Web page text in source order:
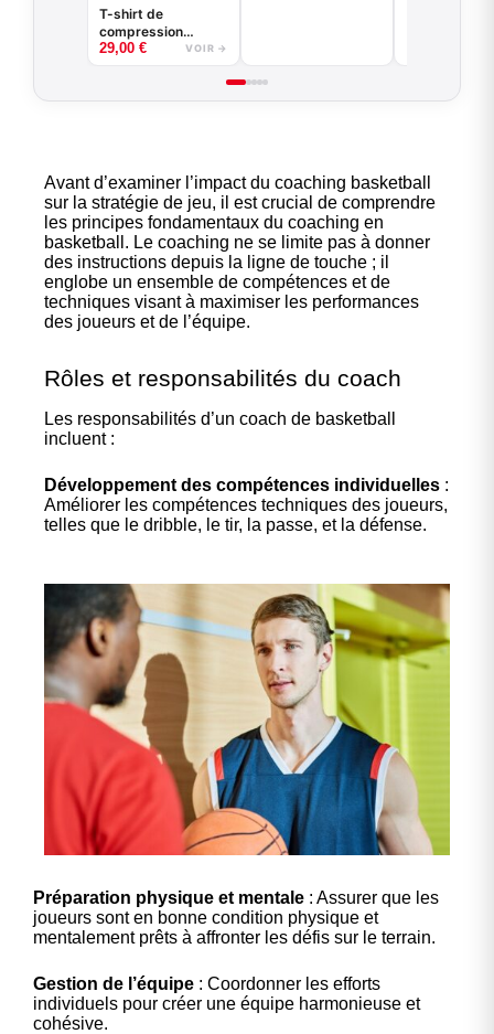
T-shirt de
compression
basketball - Good
29,00 € VOIR →
Avant d’examiner l’impact du coaching basketball
sur la stratégie de jeu, il est crucial de comprendre
les principes fondamentaux du coaching en
basketball. Le coaching ne se limite pas à donner
des instructions depuis la ligne de touche ; il
englobe un ensemble de compétences et de
techniques visant à maximiser les performances
des joueurs et de l’équipe.
Rôles et responsabilités du coach
Les responsabilités d’un coach de basketball
incluent :
Développement des compétences individuelles :
Améliorer les compétences techniques des joueurs,
telles que le dribble, le tir, la passe, et la défense.
Préparation physique et mentale : Assurer que les
joueurs sont en bonne condition physique et
mentalement prêts à affronter les défis sur le terrain.
Gestion de l’équipe : Coordonner les efforts
individuels pour créer une équipe harmonieuse et
cohésive.